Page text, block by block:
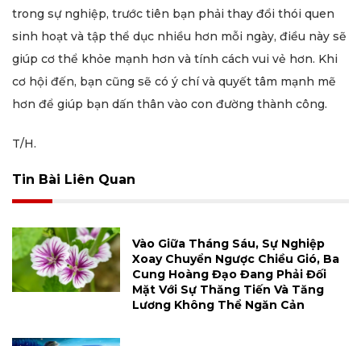
trong sự nghiệp, trước tiên bạn phải thay đổi thói quen
sinh hoạt và tập thể dục nhiều hơn mỗi ngày, điều này sẽ
giúp cơ thể khỏe mạnh hơn và tính cách vui vẻ hơn. Khi
cơ hội đến, bạn cũng sẽ có ý chí và quyết tâm mạnh mẽ
hơn để giúp bạn dấn thân vào con đường thành công.
T/H.
Tin Bài Liên Quan
Vào Giữa Tháng Sáu, Sự Nghiệp
Xoay Chuyển Ngược Chiều Gió, Ba
Cung Hoàng Đạo Đang Phải Đối
Mặt Với Sự Thăng Tiến Và Tăng
Lương Không Thể Ngăn Cản